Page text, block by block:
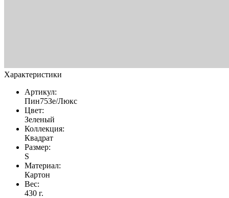
Характеристики
Артикул:
Пин75Зе/Люкс
Цвет:
Зеленый
Коллекция:
Квадрат
Размер:
S
Материал:
Картон
Вес:
430 г.